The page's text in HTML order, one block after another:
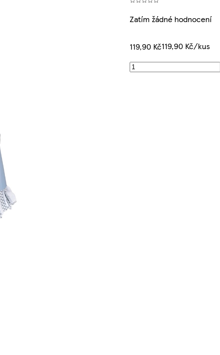
Zatím žádné hodnocení
119,90 Kč119,90 Kč/kus